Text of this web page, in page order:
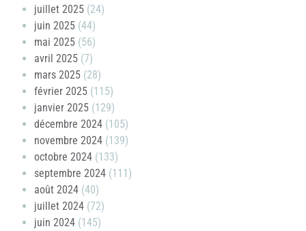
juillet 2025 (24)
juin 2025 (44)
mai 2025 (56)
avril 2025 (7)
mars 2025 (28)
février 2025 (115)
janvier 2025 (129)
décembre 2024 (105)
novembre 2024 (139)
octobre 2024 (133)
septembre 2024 (111)
août 2024 (40)
juillet 2024 (72)
juin 2024 (145)